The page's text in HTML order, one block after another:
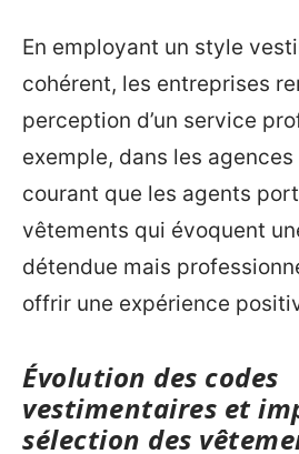
En employant un style
cohérent, les entreprises
perception d’un service
exemple, dans les
courant que les agents
vêtements qui évoquent
détendue mais
offrir une expérience
Évolution des codes
vestimentaires et
sélection des